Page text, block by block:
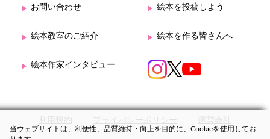
お問い合わせ 絵本を投稿しよう
絵本教室のご紹介 絵本を作る皆さんへ
絵本作家インタビュー
利用規約 プライバシーポリシー 運営会社
当ウェブサイトは、利便性、品質維持・向上を目的に、Cookieを使用してお